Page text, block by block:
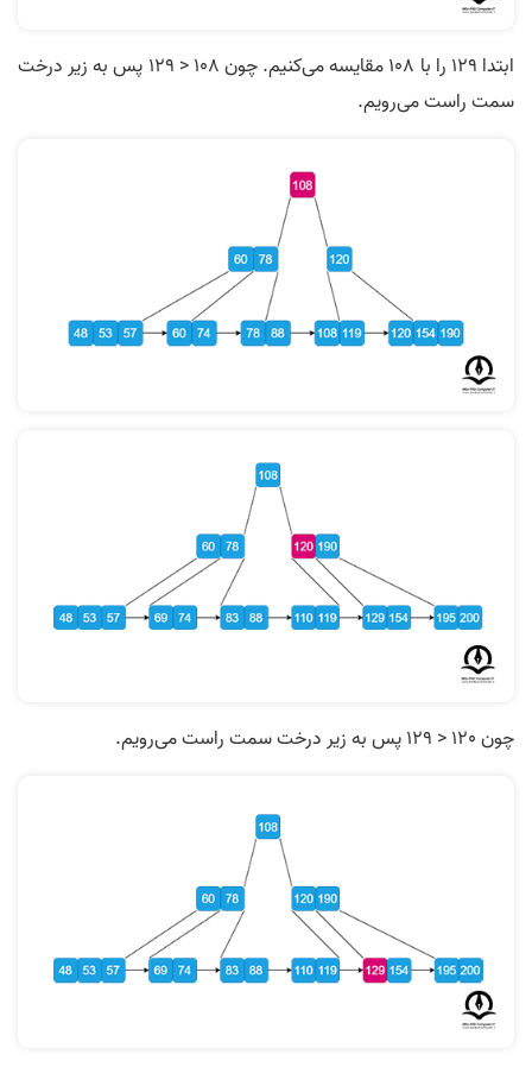
ابتدا 129 را با 108 مقایسه می‌کنیم. چون 108 < 129 پس به زیر درخت
سمت راست می‌رویم.
چون 120 < 129 پس به زیر درخت سمت راست می‌رویم.